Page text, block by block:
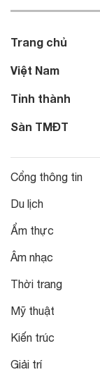
Trang chủ
Việt Nam
Tỉnh thành
Sàn TMĐT
Cổng thông tin
Du lịch
Ẩm thực
Âm nhạc
Thời trang
Mỹ thuật
Kiến trúc
Giải trí